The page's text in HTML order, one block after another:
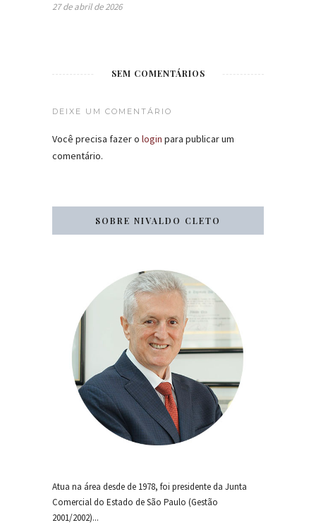
27 de abril de 2026
SEM COMENTÁRIOS
DEIXE UM COMENTÁRIO
Você precisa fazer o login para publicar um
comentário.
SOBRE NIVALDO CLETO
Atua na área desde de 1978, foi presidente da Junta
Comercial do Estado de São Paulo (Gestão
2001/2002)...